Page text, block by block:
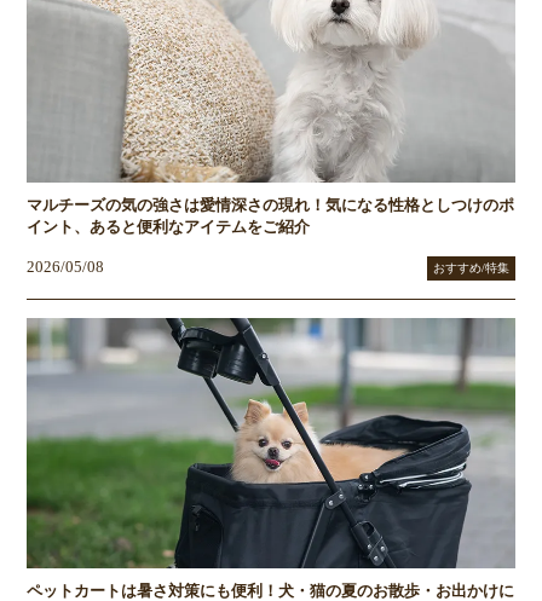
マルチーズの気の強さは愛情深さの現れ！気になる性格としつけのポ
イント、あると便利なアイテムをご紹介
2026/05/08 おすすめ/特集
ペットカートは暑さ対策にも便利！犬・猫の夏のお散歩・お出かけに